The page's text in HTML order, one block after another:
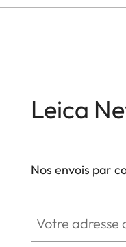
sont
Leica
Nos envois par